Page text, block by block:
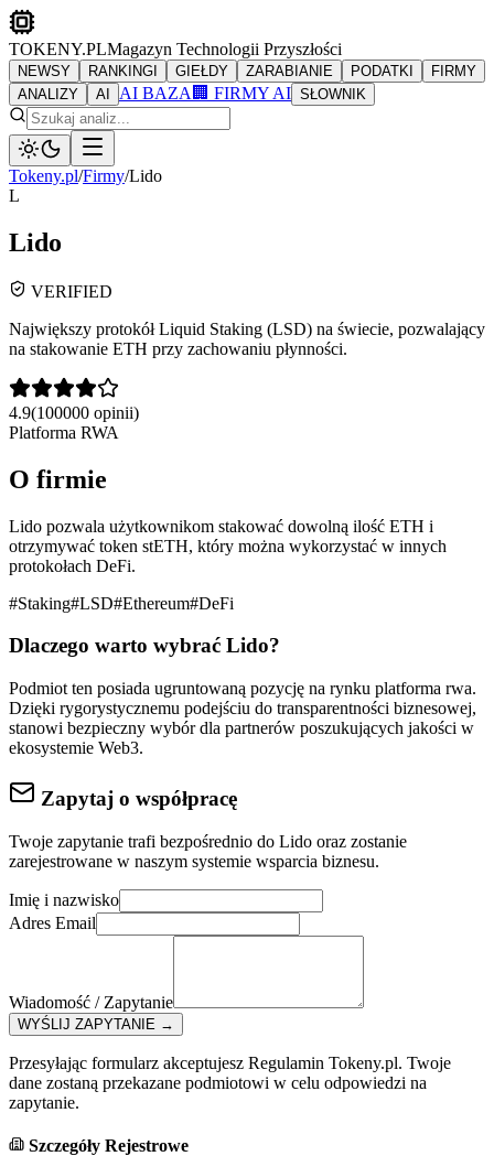
TOKENY.PLMagazyn Technologii Przyszłości
NEWSY RANKINGI GIEŁDY ZARABIANIE PODATKI
FIRMY
ANALIZY
AI AI BAZA 🏢 FIRMY AI SŁOWNIK
Tokeny.pl/Firmy/Lido
L
Lido
VERIFIED
Największy protokół Liquid Staking (LSD) na świecie, pozwalający
na stakowanie ETH przy zachowaniu płynności.
4.9(100000 opinii)
Platforma RWA
O firmie
Lido pozwala użytkownikom stakować dowolną ilość ETH i
otrzymywać token stETH, który można wykorzystać w innych
protokołach DeFi.
#Staking#LSD#Ethereum#DeFi
Dlaczego warto wybrać Lido?
Podmiot ten posiada ugruntowaną pozycję na rynku platforma rwa.
Dzięki rygorystycznemu podejściu do transparentności biznesowej,
stanowi bezpieczny wybór dla partnerów poszukujących jakości w
ekosystemie Web3.
Zapytaj o współpracę
Twoje zapytanie trafi bezpośrednio do Lido oraz zostanie
zarejestrowane w naszym systemie wsparcia biznesu.
Imię i nazwisko
Adres Email
Wiadomość / Zapytanie
WYŚLIJ ZAPYTANIE →
Przesyłając formularz akceptujesz Regulamin Tokeny.pl. Twoje
dane zostaną przekazane podmiotowi w celu odpowiedzi na
zapytanie.
Szczegóły Rejestrowe